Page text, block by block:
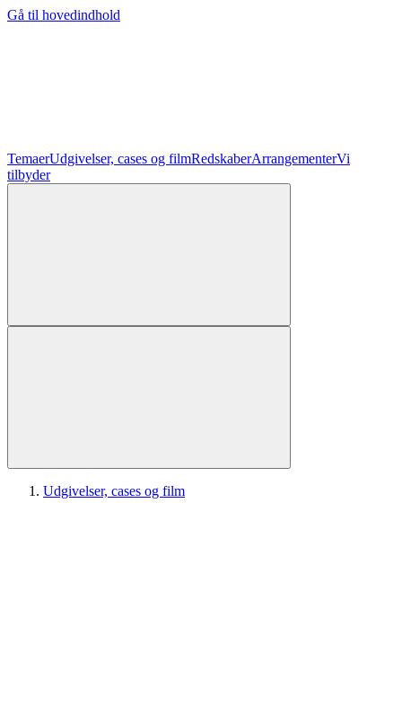
Gå til hovedindhold
TemaerUdgivelser, cases og filmRedskaberArrangementerVi
tilbyder
Udgivelser, cases og film